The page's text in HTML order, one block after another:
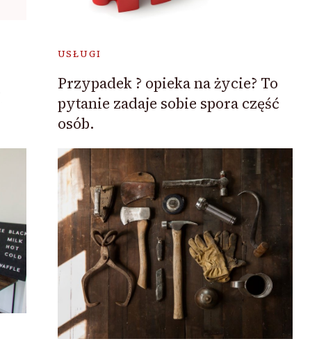
USŁUGI
Przypadek ? opieka na życie? To
pytanie zadaje sobie spora część
osób.